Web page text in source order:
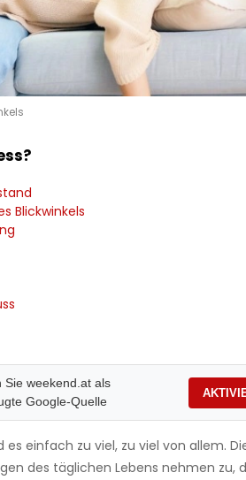
Blickwinkels
Sie weekend.at als
Google-Quelle
es einfach zu viel, zu viel von allem.
des täglichen Lebens nehmen zu,